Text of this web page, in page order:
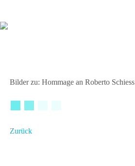
Bilder zu: Hommage an Roberto Schiess
Zurück